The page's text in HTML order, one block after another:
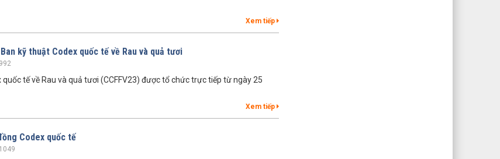
Xem tiếp
kỹ thuật Codex quốc tế về Rau và quả tươi
tế về Rau và quả tươi (CCFFV23) được tổ chức trực tiếp từ ngày 25
Xem tiếp
Codex quốc tế